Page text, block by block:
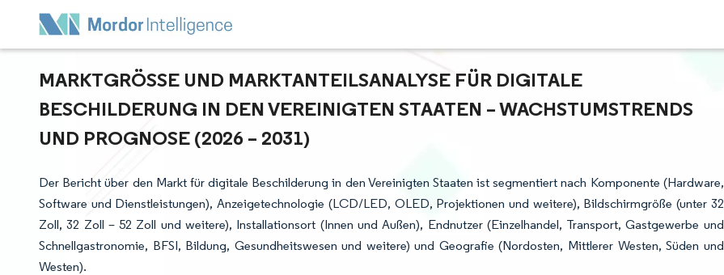
MARKTGRÖSSE UND MARKTANTEILSANALYSE FÜR DIGITALE B
ESCHILDERUNG IN DEN VEREINIGTEN STAATEN – WACHSTUMSTRENDS U
ND PROGNOSE (2026 – 2031)
Der Bericht über den Markt für digitale Beschilderung in den Vereinigten Staaten ist segmentiert nach Komponente (Hardware,
Software und Dienstleistungen), Anzeigetechnologie (LCD/LED, OLED, Projektionen und weitere), Bildschirmgröße (unter 32
Zoll, 32 Zoll – 52 Zoll und weitere), Installationsort (Innen und Außen), Endnutzer (Einzelhandel, Transport, Gastgewerbe und
Schnellgastronomie, BFSI, Bildung, Gesundheitswesen und weitere) und Geografie (Nordosten, Mittlerer Westen, Süden und
Westen).